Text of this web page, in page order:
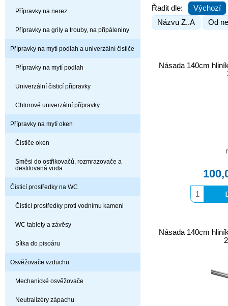
Přípravky na nerez
Přípravky na grily a trouby, na připáleniny
Přípravky na mytí podlah a univerzální čističe
Přípravky na mytí podlah
Univerzální čisticí přípravky
Chlorové univerzální přípravky
Přípravky na mytí oken
Čističe oken
Směsi do ostřikovačů, rozmrazovače a
destilovaná voda
Čisticí prostředky na WC
Čisticí prostředky proti vodnímu kameni
WC tablety a závěsy
Sítka do pisoáru
Osvěžovače vzduchu
Mechanické osvěžovače
Neutralizéry zápachu
Řadit dle:
Výchozí
Názvu Z..A
Od
Násada 140cm
Násada 140cm